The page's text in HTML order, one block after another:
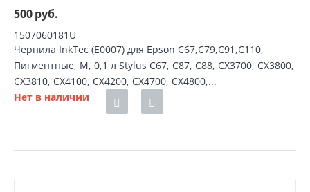
500руб.
1507060181U
Чернила InkTec (E0007) для Epson C67,C79,C91,C110,
Пигментные, M, 0,1 л Stylus C67, C87, C88, CX3700, CX3800,
CX3810, CX4100, CX4200, CX4700, CX4800,...
Нет в наличии